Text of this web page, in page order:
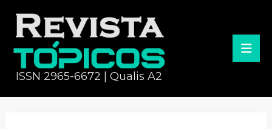
ISSN 2965-6672 | Qualis A2